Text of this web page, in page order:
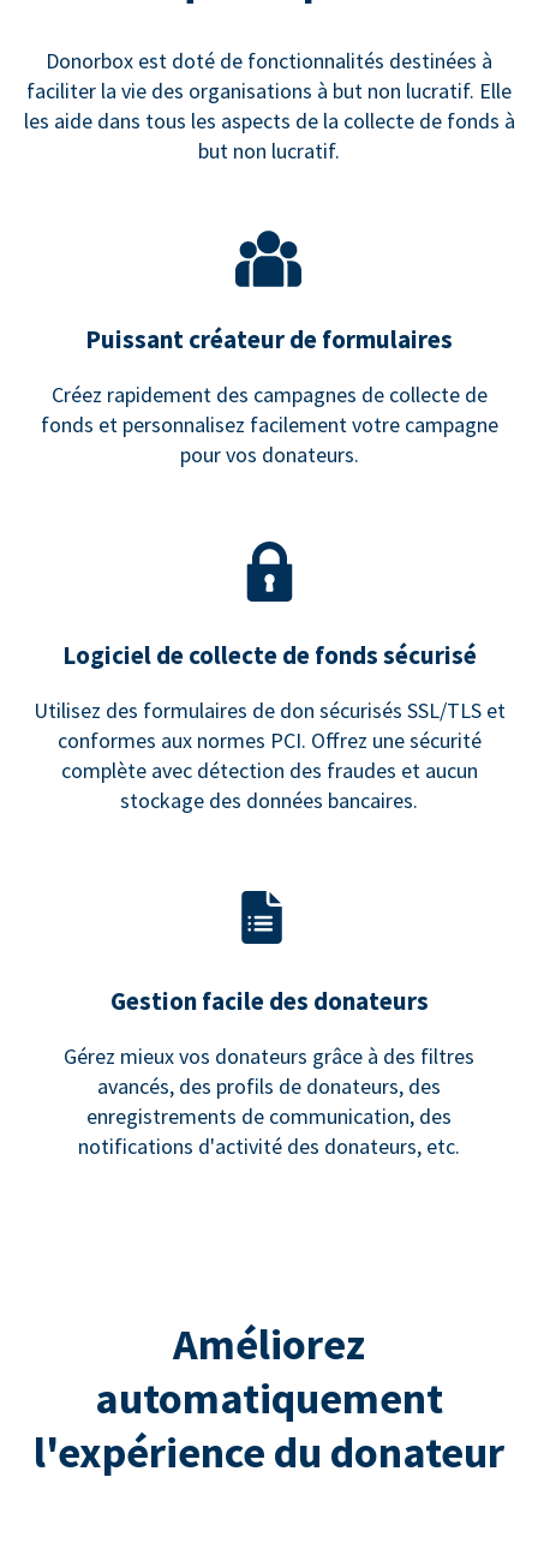
Donorbox est doté de fonctionnalités destinées à
faciliter la vie des organisations à but non lucratif. Elle
les aide dans tous les aspects de la collecte de fonds à
but non lucratif.
Puissant créateur de formulaires
Créez rapidement des campagnes de collecte de
fonds et personnalisez facilement votre campagne
pour vos donateurs.
Logiciel de collecte de fonds sécurisé
Utilisez des formulaires de don sécurisés SSL/TLS et
conformes aux normes PCI. Offrez une sécurité
complète avec détection des fraudes et aucun
stockage des données bancaires.
Gestion facile des donateurs
Gérez mieux vos donateurs grâce à des filtres
avancés, des profils de donateurs, des
enregistrements de communication, des
notifications d'activité des donateurs, etc.
Améliorez
automatiquement
l'expérience du donateur